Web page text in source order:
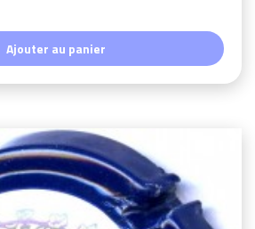
Ajouter au panier